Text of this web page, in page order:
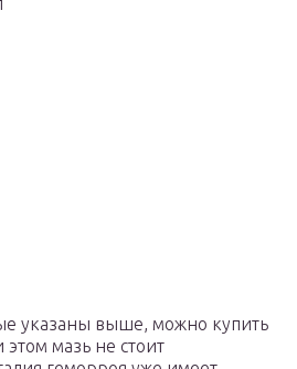
указаны выше, можно купить
мазь не стоит